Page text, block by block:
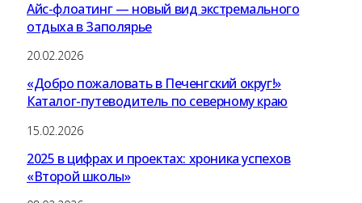
Айс-флоатинг — новый вид экстремального
отдыха в Заполярье
20.02.2026
«Добро пожаловать в Печенгский округ!»
Каталог-путеводитель по северному краю
15.02.2026
2025 в цифрах и проектах: хроника успехов
«Второй школы»